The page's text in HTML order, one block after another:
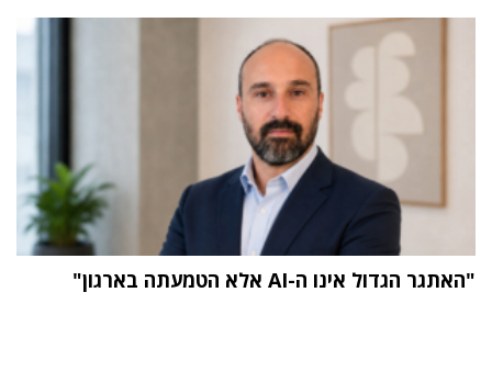
"האתגר הגדול אינו ה-AI אלא הטמעתה בארגון"